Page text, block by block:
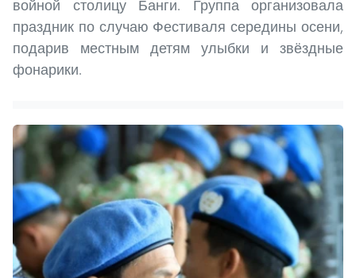
войной столицу Банги. Группа организовала
праздник по случаю Фестиваля середины осени,
подарив местным детям улыбки и звёздные
фонарики.